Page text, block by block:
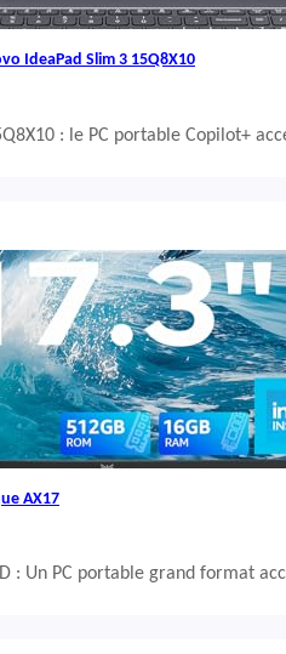
IdeaPad Slim 3 15Q8X10
: le PC portable Copilot+
AX17
: Un PC portable grand format